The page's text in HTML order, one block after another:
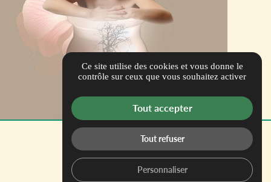
Ce site utilise des cookies et vous donne le
contrôle sur ceux que vous souhaitez activer
Tout accepter
Tout refuser
Personnaliser